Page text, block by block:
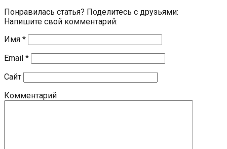
Понравилась статья? Поделитесь с друзьями:
Напишите свой комментарий:
Имя *
Email *
Сайт
Комментарий